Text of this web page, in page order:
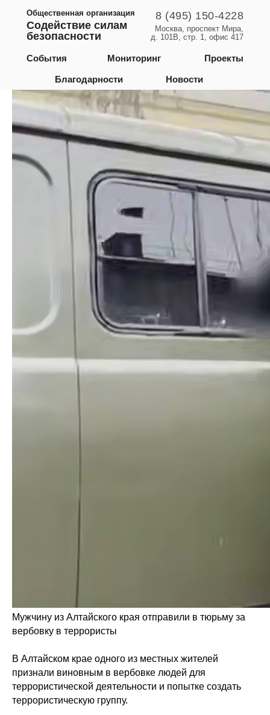
8 (495) 150-4228
Общественная организация
Содействие силам
безопасности
Мониторинг
События
Благодарности Новости
Проекты
Москва, проспект Мира,
д. 101В, стр. 1, офис 417
Мужчину из Алтайского края отправили в тюрьму за
вербовку в террористы
В Алтайском крае одного из местных жителей
признали виновным в вербовке людей для
террористической деятельности и попытке создать
террористическую группу.